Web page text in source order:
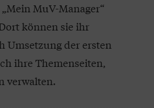
MuV-Manager“
können sie ihr
Umsetzung der ersten
ihre Themenseiten,
verwalten.